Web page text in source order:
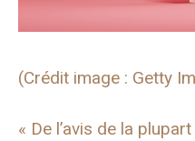
(Crédit image : Getty
« De l’avis de la